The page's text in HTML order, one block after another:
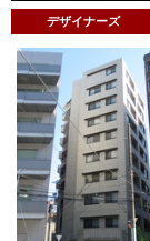
デザイナーズ